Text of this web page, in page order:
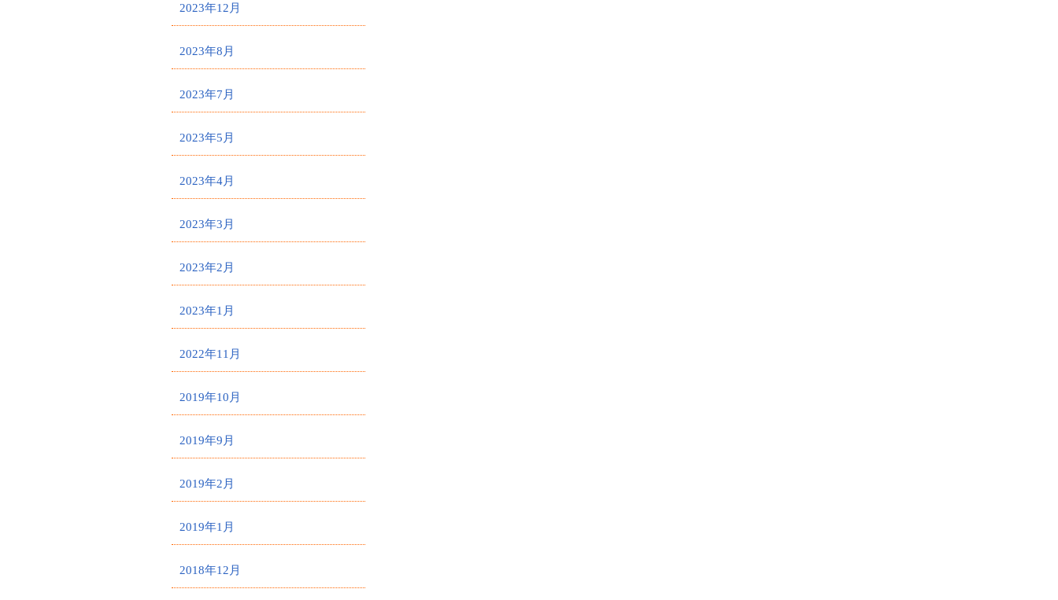
2023年12月
2023年8月
2023年7月
2023年5月
2023年4月
2023年3月
2023年2月
2023年1月
2022年11月
2019年10月
2019年9月
2019年2月
2019年1月
2018年12月